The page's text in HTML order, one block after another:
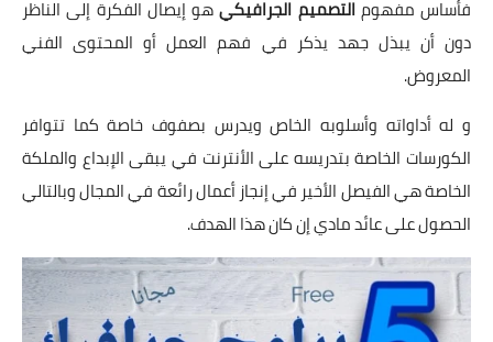
فأساس مفهومالتصميم الجرافيكيهو إيصال الفكرة إلى الناظر
دون أن يبذل جهد يذكر في فهم العمل أو المحتوى الفني
المعروض.
و له أداواته وأسلوبه الخاص ويدرس بصفوف خاصة كما تتوافر
الكورسات الخاصة بتدريسه على الأنترنت في يبقى الإبداع والملكة
الخاصة هي الفيصل الأخير في إنجاز أعمال رائعة في المجال وبالتالي
الحصول على عائد مادي إن كان هذا الهدف.